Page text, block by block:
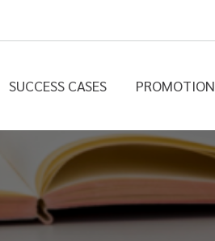
SUCCESS CASES PROMOTION